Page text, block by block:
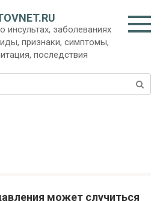
инсультах, заболеваниях
признаки, симптомы,
последствия
может случиться